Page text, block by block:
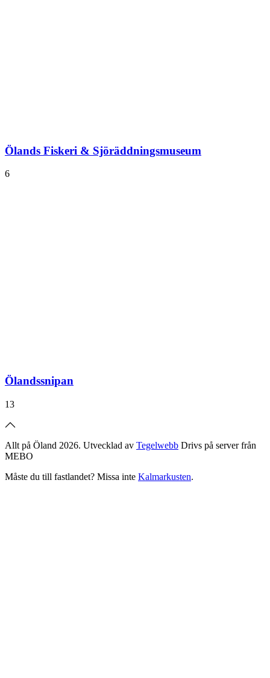
Ölands Fiskeri & Sjöräddningsmuseum
6
Ölandssnipan
13
Allt på Öland 2026. Utvecklad av Tegelwebb Drivs på server från
MEBO
Måste du till fastlandet? Missa inte Kalmarkusten.